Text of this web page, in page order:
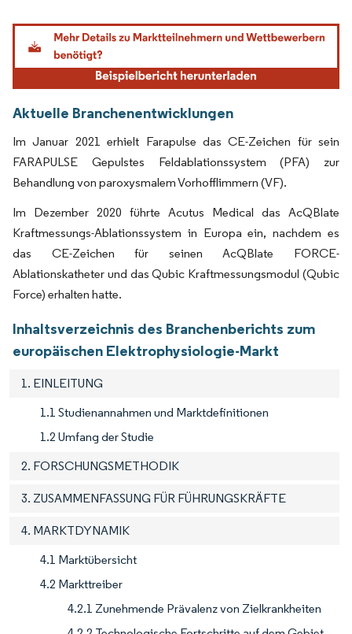
Bild © Mordor Intelligence. Wiederverwendung erfordert Namensnennung gemäß
Aktuelle Branchenentwicklungen
Im Januar 2021 erhielt Farapulse das CE-Zeichen für sein
FARAPULSE Gepulstes Feldablationssystem (PFA) zur
Behandlung von paroxysmalem Vorhofflimmern (VF).
Im Dezember 2020 führte Acutus Medical das AcQBlate
Kraftmessungs-Ablationssystem in Europa ein, nachdem es
das CE-Zeichen für seinen AcQBlate FORCE-
Ablationskatheter und das Qubic Kraftmessungsmodul (Qubic
Force) erhalten hatte.
Inhaltsverzeichnis des Branchenberichts zum
europäischen Elektrophysiologie-Markt
1. EINLEITUNG
1.1 Studienannahmen und Marktdefinitionen
1.2 Umfang der Studie
2. FORSCHUNGSMETHODIK
3. ZUSAMMENFASSUNG FÜR FÜHRUNGSKRÄFTE
4. MARKTDYNAMIK
4.1 Marktübersicht
4.2 Markttreiber
4.2.1 Zunehmende Prävalenz von Zielkrankheiten